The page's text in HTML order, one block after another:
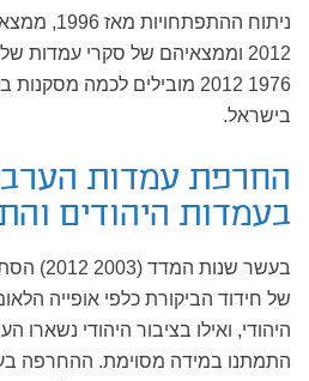
2012 וממצאיהם של סקרי עמדות
1976 2012 מובילים לכמה
בישראל.
החרפת עמדות
בעמדות היהודים
בעשר
של חידוד הביקורת כלפי אופייה
היהודי, ואילו בציבור היהודי נשארו
התמתנו במידה מסוימת. ההחרפה